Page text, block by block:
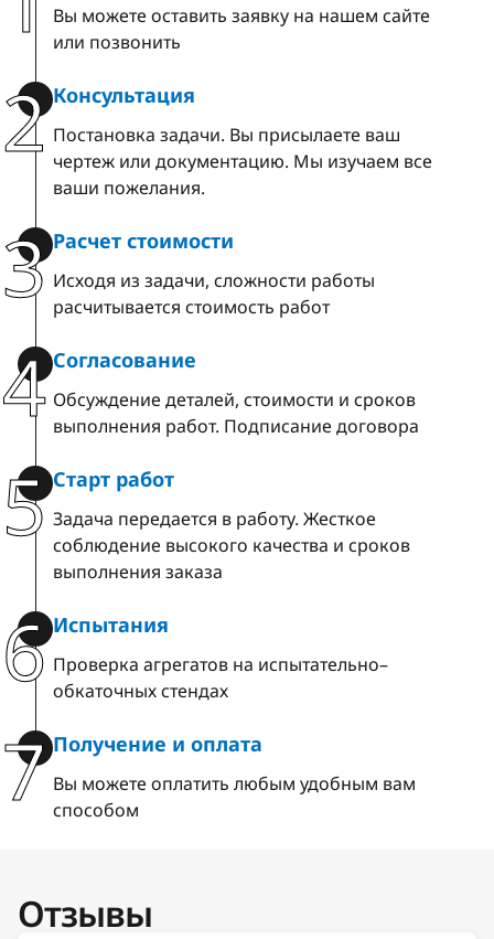
Вы можете оставить заявку на нашем сайте
или позвонить
Консультация
Постановка задачи. Вы присылаете ваш
чертеж или документацию. Мы изучаем все
ваши пожелания.
2
Расчет стоимости
Исходя из задачи, сложности работы
расчитывается стоимость работ
3
Согласование
Обсуждение деталей, стоимости и сроков
выполнения работ. Подписание договора
4
Старт работ
Задача передается в работу. Жесткое
соблюдение высокого качества и сроков
выполнения заказа
5
Испытания
Проверка агрегатов на испытательно–
обкаточных стендах
6
Получение и оплата
Вы можете оплатить любым удобным вам
способом
7
Отзывы